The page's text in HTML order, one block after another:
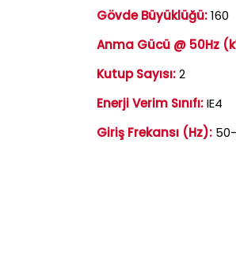
Gövde Büyüklüğü:160
Anma Gücü @ 50Hz
Kutup Sayısı:2
Enerji Verim Sınıfı:IE4
Giriş Frekansı (Hz):